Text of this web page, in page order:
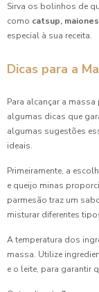
Sirva os bolinhos de
como catsup,
especial à sua receita.
Dicas para a
Para alcançar a
algumas dicas que
algumas sugestões
ideais.
Primeiramente, a
e queijo minas
parmesão traz um
misturar diferentes
A temperatura dos
massa. Utilize
e o leite, para garantir